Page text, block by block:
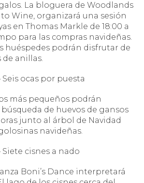
La bloguera de Woodlands
Wine, organizará una sesión
en Thomas Markle de 18:00 a
para las compras navideñas.
huéspedes podrán disfrutar de
de anillas.
ocas por puesta
más pequeños podrán
de huevos de gansos
junto al árbol de Navidad
navideñas.
cisnes a nado
Boni’s Dance interpretará